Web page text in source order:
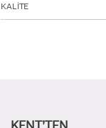
KALİTE